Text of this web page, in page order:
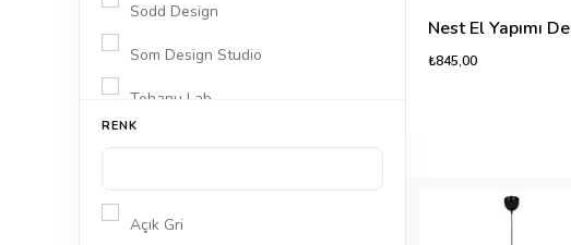
Sodd Design
Som Design Studio
Tehanu Lab
RENK
Açık Gri
₺845,00